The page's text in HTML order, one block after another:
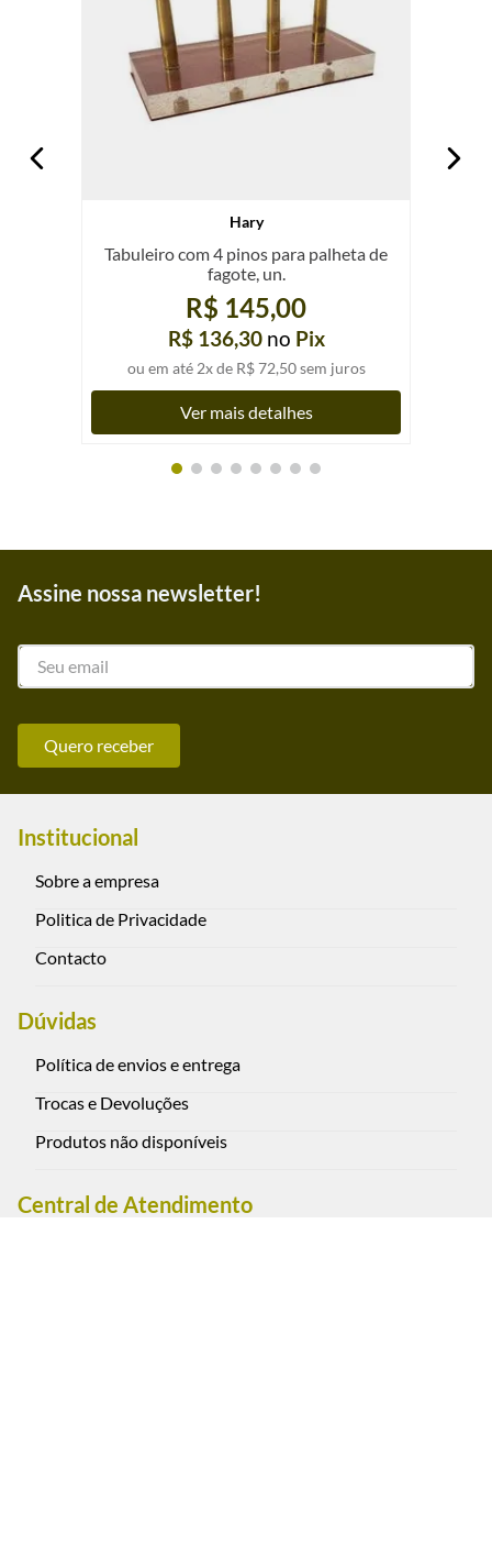
Hary
Tabuleiro com 4 pinos para palheta de
fagote, un.
R$ 145,00
R$ 136,30 no Pix
ou em até2x de R$ 72,50sem juros
Ver mais detalhes
Assine nossa newsletter!
Quero receber
Institucional
Sobre a empresa
Politica de Privacidade
Contacto
Dúvidas
Política de envios e entrega
Trocas e Devoluções
Produtos não disponíveis
Central de Atendimento